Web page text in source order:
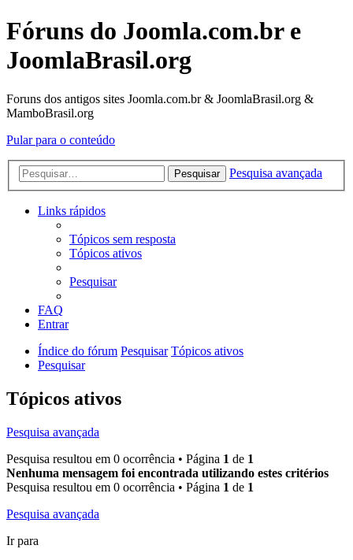
Fóruns do Joomla.com.br e
JoomlaBrasil.org
Foruns dos antigos sites Joomla.com.br & JoomlaBrasil.org &
MamboBrasil.org
Pular para o conteúdo
Pesquisar Pesquisa avançada
Links rápidos
Tópicos sem resposta
Tópicos ativos
Pesquisar
FAQ
Entrar
Índice do fórum Pesquisar Tópicos ativos
Pesquisar
Tópicos ativos
Pesquisa avançada
Pesquisa resultou em 0 ocorrência • Página 1 de 1
Nenhuma mensagem foi encontrada utilizando estes critérios
Pesquisa resultou em 0 ocorrência • Página 1 de 1
Pesquisa avançada
Ir para